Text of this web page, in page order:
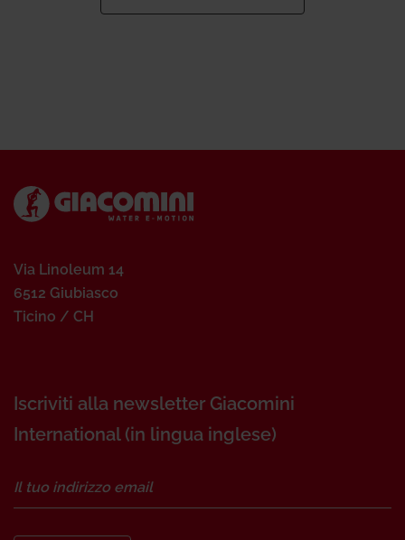
Via Linoleum 14
6512 Giubiasco
Ticino / CH
Iscriviti alla newsletter Giacomini
International (in lingua inglese)